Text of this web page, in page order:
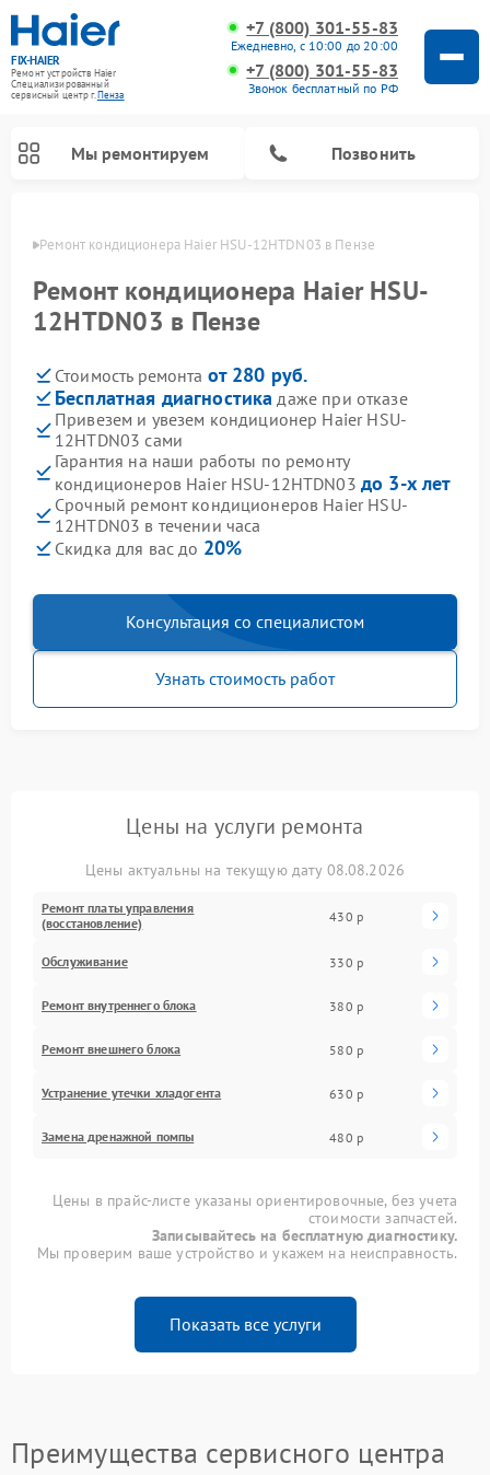
FIX-HAIER
Ремонт устройств Haier
Специализированный
cервисный центр г.Пенза
+7 (800) 301-55-83
Ежедневно, с 10:00 до 20:00
+7 (800) 301-55-83
Звонок бесплатный по РФ
Мы ремонтируем Позвонить
Ремонт кондиционера Haier HSU-12HTDN03 в Пензе
Ремонт кондиционера Haier HSU-
12HTDN03 в Пензе
Стоимость ремонта от 280 руб.
Бесплатная диагностика даже при отказе
Привезем и увезем кондиционер Haier HSU-
12HTDN03 сами
Гарантия на наши работы по ремонту
кондиционеров Haier HSU-12HTDN03 до 3-х лет
Срочный ремонт кондиционеров Haier HSU-
12HTDN03 в течении часа
Скидка для вас до 20%
Консультация со специалистом
Узнать стоимость работ
Цены на услуги ремонта
Цены актуальны на текущую дату 08.08.2026
Ремонт платы управления
(восстановление)
430 р
Обслуживание 330 р
Ремонт внутреннего блока 380 р
Ремонт внешнего блока 580 р
Устранение утечки хладогента 630 р
Замена дренажной помпы 480 р
Цены в прайс-листе указаны ориентировочные, без учета
стоимости запчастей.
Записывайтесь на бесплатную диагностику.
Мы проверим ваше устройство и укажем на неисправность.
Показать все услуги
Преимущества сервисного центра